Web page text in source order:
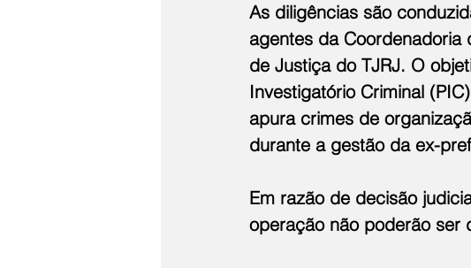
As diligências são
agentes da Coordenadoria
de Justiça do TJRJ. O
Investigatório Criminal
apura crimes de
durante a gestão da ex-
Em razão de decisão
operação não poderão ser